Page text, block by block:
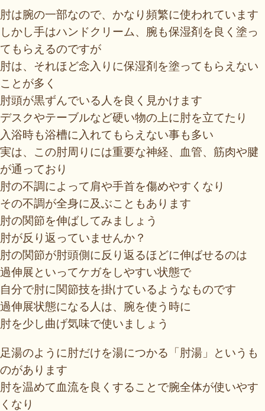
肘は腕の一部なので、かなり頻繁に使われています
しかし手はハンドクリーム、腕も保湿剤を良く塗っ
てもらえるのですが
肘は、それほど念入りに保湿剤を塗ってもらえない
ことが多く
肘頭が黒ずんでいる人を良く見かけます
デスクやテーブルなど硬い物の上に肘を立てたり
入浴時も浴槽に入れてもらえない事も多い
実は、この肘周りには重要な神経、血管、筋肉や腱
が通っており
肘の不調によって肩や手首を傷めやすくなり
その不調が全身に及ぶこともあります
肘の関節を伸ばしてみましょう
肘が反り返っていませんか？
肘の関節が肘頭側に反り返るほどに伸ばせるのは
過伸展といってケガをしやすい状態で
自分で肘に関節技を掛けているようなものです
過伸展状態になる人は、腕を使う時に
肘を少し曲げ気味で使いましょう
足湯のように肘だけを湯につかる「肘湯」というも
のがあります
肘を温めて血流を良くすることで腕全体が使いやす
くなり